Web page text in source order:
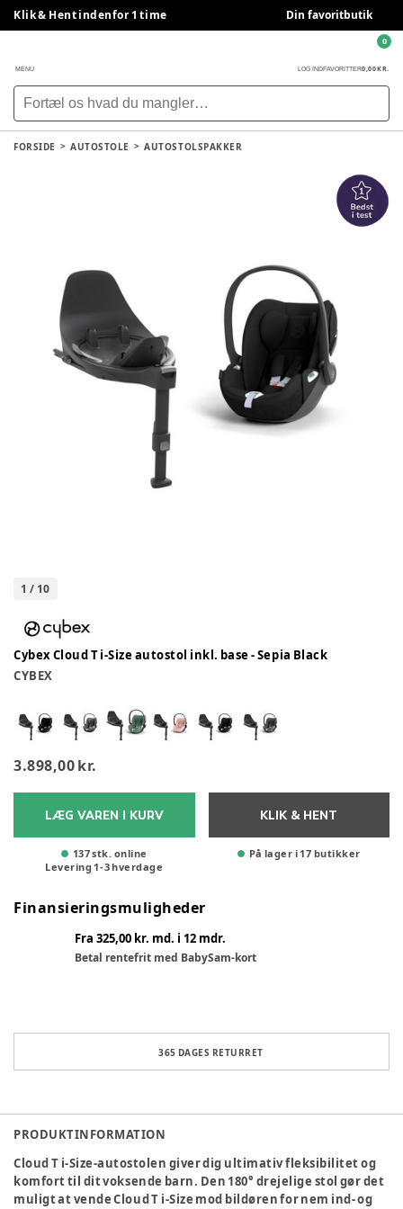
Klik & Hent indenfor 1 time Din favoritbutik
MENU LOG INDFAVORITTER0,00 KR.
0
FORSIDE AUTOSTOLE AUTOSTOLSPAKKER
1 / 10
Cybex Cloud T i-Size autostol inkl. base - Sepia Black
CYBEX
3.898,00 kr.
LÆG VAREN I KURV
137 stk. online
Levering 1-3hverdage
KLIK & HENT
På lager i 17 butikker
Finansieringsmuligheder
Fra 325,00 kr. md. i 12 mdr.
Betal rentefrit med BabySam-kort
365 DAGES RETURRET
PRODUKTINFORMATION
Cloud T i-Size-autostolen giver dig ultimativ fleksibilitet og
komfort til dit voksende barn. Den 180° drejelige stol gør det
muligt at vende Cloud T i-Size mod bildøren for nem ind- og